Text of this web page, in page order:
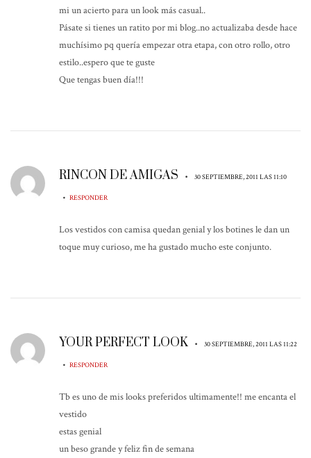
mi un acierto para un look más casual..
Pásate si tienes un ratito por mi blog..no actualizaba desde hace
muchísimo pq quería empezar otra etapa, con otro rollo, otro
estilo..espero que te guste
Que tengas buen día!!!
RINCON DE AMIGAS • 30 SEPTIEMBRE, 2011 LAS 11:10
• RESPONDER
Los vestidos con camisa quedan genial y los botines le dan un
toque muy curioso, me ha gustado mucho este conjunto.
YOUR PERFECT LOOK • 30 SEPTIEMBRE, 2011 LAS 11:22
• RESPONDER
Tb es uno de mis looks preferidos ultimamente!! me encanta el
vestido
estas genial
un beso grande y feliz fin de semana